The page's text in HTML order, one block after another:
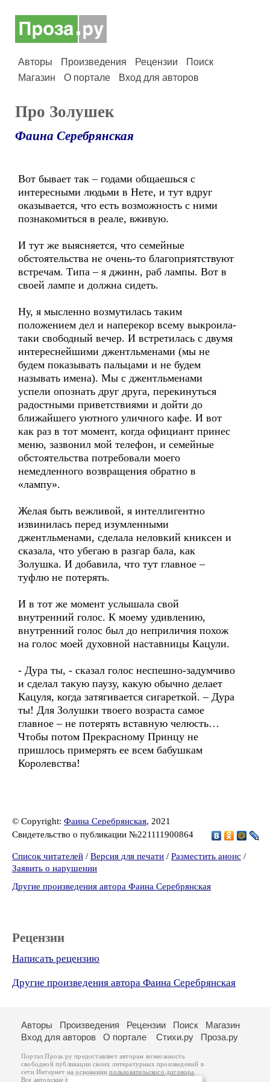
Авторы Произведения Рецензии
Поиск
Магазин
О портале Вход для авторов
Про Золушек
Фаина Серебрянская
Вот бывает так – годами общаешься с
интересными людьми в Нете, и тут вдруг
оказывается, что есть возможность с ними
познакомиться в реале, вживую.
И тут же выясняется, что семейные
обстоятельства не очень-то благоприятствуют
встречам. Типа – я джинн, раб лампы. Вот в
своей лампе и должна сидеть.
Ну, я мысленно возмутилась таким
положением дел и наперекор всему выкроила-
таки свободный вечер. И встретилась с двумя
интереснейшими джентльменами (мы не
будем показывать пальцами и не будем
называть имена). Мы с джентльменами
успели опознать друг друга, перекинуться
радостными приветствиями и дойти до
ближайшего уютного уличного кафе. И вот
как раз в тот момент, когда официант принес
меню, зазвонил мой телефон, и семейные
обстоятельства потребовали моего
немедленного возвращения обратно в
«лампу».
Желая быть вежливой, я интеллигентно
извинилась перед изумленными
джентльменами, сделала неловкий книксен и
сказала, что убегаю в разгар бала, как
Золушка. И добавила, что тут главное –
туфлю не потерять.
И в тот же момент услышала свой
внутренний голос. К моему удивлению,
внутренний голос был до неприличия похож
на голос моей духовной наставницы Кацули.
- Дура ты, - сказал голос неспешно-задумчиво
и сделал такую паузу, какую обычно делает
Кацуля, когда затягивается сигареткой. – Дура
ты! Для Золушки твоего возраста самое
главное – не потерять вставную челюсть…
Чтобы потом Прекрасному Принцу не
пришлось примерять ее всем бабушкам
Королевства!
© Copyright: Фаина Серебрянская, 2021
Свидетельство о публикации №221111900864
Список читателей / Версия для печати / Разместить анонс /
Заявить о нарушении
Другие произведения автора Фаина Серебрянская
Рецензии
Написать рецензию
Другие произведения автора Фаина Серебрянская
Авторы Произведения Рецензии Поиск
Магазин
Вход для авторов
О портале Стихи.ру Проза.ру
Портал Проза.ру предоставляет авторам возможность
свободной публикации своих литературных произведений в
сети Интернет на основаниипользовательского договора
Все авторские права на произведения принадлежат авторам